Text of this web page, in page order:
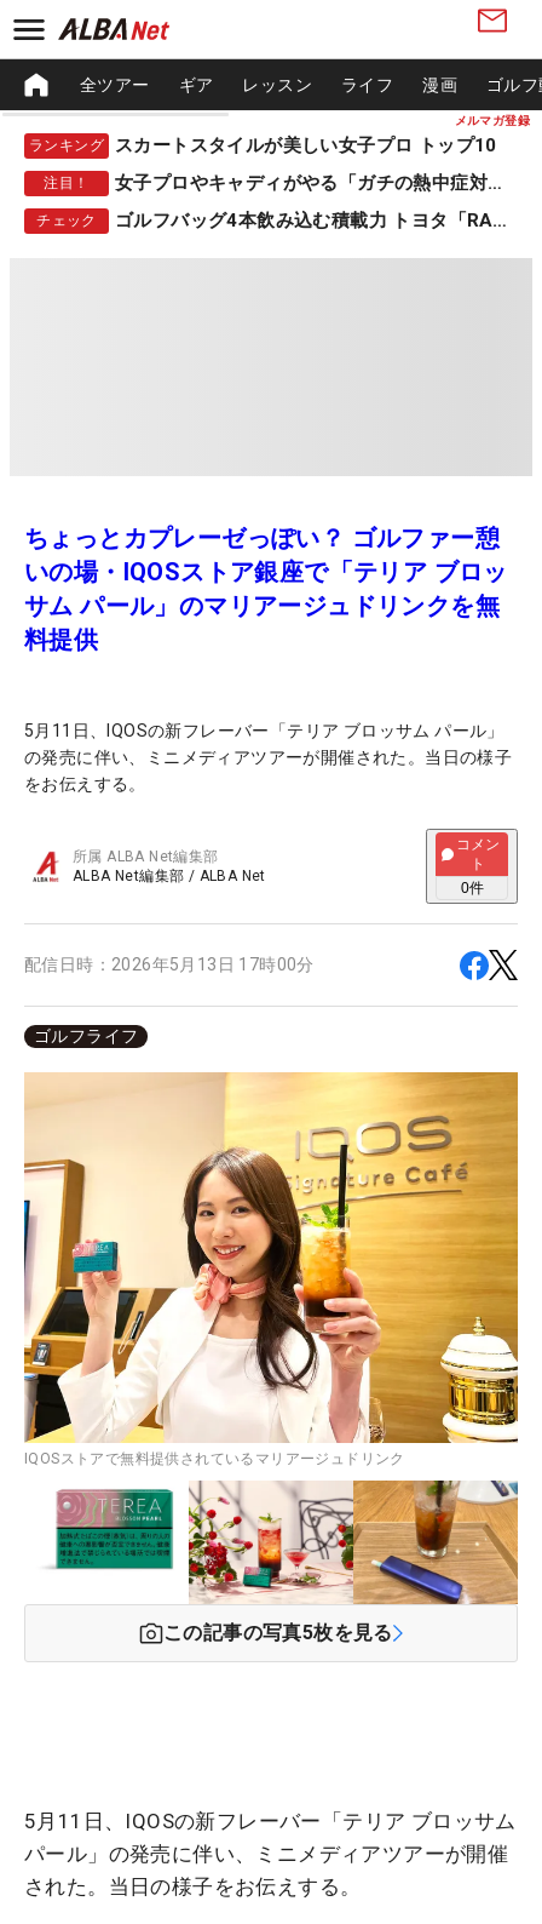
メルマガ登録
全ツアー ギア レッスン ライフ 漫画 ゴル
ランキング スカートスタイルが美しい女子プロ トップ10
注目！ 女子プロやキャディがやる「ガチの熱中症対策」
チェック ゴルフバッグ4本飲み込む積載力 トヨタ「RAV4」
ちょっとカプレーゼっぽい？ ゴルファー憩
いの場・IQOSストア銀座で「テリア ブロッ
サム パール」のマリアージュドリンクを無
料提供
5月11日、IQOSの新フレーバー「テリア ブロッサム パール」
の発売に伴い、ミニメディアツアーが開催された。当日の様子
をお伝えする。
所属ALBA Net編集部
ALBA Net編集部 / ALBA Net
コメン
ト
0件
配信日時： 2026年5月13日 17時00分
ゴルフライフ
IQOSストアで無料提供されているマリアージュドリンク
この記事の写真5枚を見る
5月11日、IQOSの新フレーバー「テリア ブロッサム
パール」の発売に伴い、ミニメディアツアーが開催
された。当日の様子をお伝えする。